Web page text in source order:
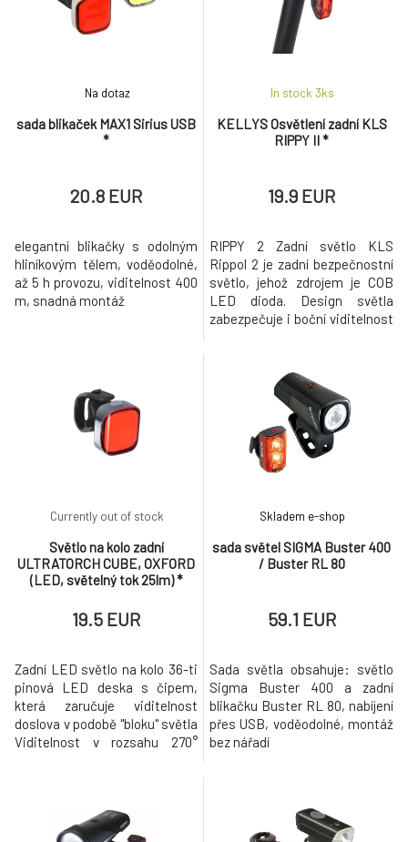
sada blikaček MAX1 Sirius USB
*
Na dotaz
20.8 EUR
elegantní blikačky s odolným
hliníkovým tělem, voděodolné,
až 5 h provozu, viditelnost 400
m, snadná montáž
KELLYS Osvětlení zadní KLS
RIPPY II *
In stock 3ks
19.9 EUR
RIPPY 2 Zadní světlo KLS
Rippol 2 je zadní bezpečnostní
světlo, jehož zdrojem je COB
LED dioda. Design světla
zabezpečuje i boční viditelnost
nastavit sklon podle úhlu
sedlové trubky. • COB LED
(Chip-on-board LED
technologie) • SideSafety
System - osvětlení distribuuje
světlo i do str
Světlo na kolo zadní
ULTRATORCH CUBE, OXFORD
(LED, světelný tok 25lm) *
Currently out of stock
19.5 EUR
Zadní LED světlo na kolo 36-ti
pinová LED deska s čipem,
která zaručuje viditelnost
doslova v podobě "bloku" světla
Viditelnost v rozsahu 270°
/ blikání / pulzování / denní
záblesk Nabíjení baterie
sada světel SIGMA Buster 400
/ Buster RL 80
Skladem e-shop
59.1 EUR
Sada světla obsahuje: světlo
Sigma Buster 400 a zadní
blikačku Buster RL 80, nabíjení
přes USB, voděodolné, montáž
bez nářadí